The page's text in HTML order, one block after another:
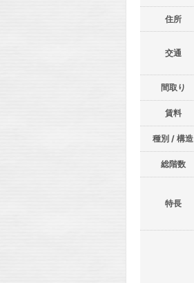
住所
交通
間取り
賃料
種別 / 構造
総階数
特長